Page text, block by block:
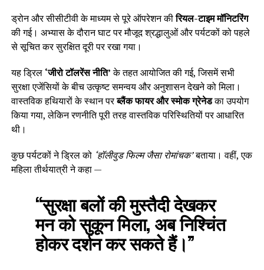
ड्रोन और सीसीटीवी के माध्यम से पूरे ऑपरेशन कीरियल-टाइम मॉनिटरिंग
की गई। अभ्यास के दौरान घाट पर मौजूद श्रद्धालुओं और पर्यटकों को पहले
से सूचित कर सुरक्षित दूरी पर रखा गया।
यह ड्रिल ‘जीरो टॉलरेंस नीति’के तहत आयोजित की गई, जिसमें सभी
सुरक्षा एजेंसियों के बीच उत्कृष्ट समन्वय और अनुशासन देखने को मिला।
वास्तविक हथियारों के स्थान परब्लैंक फायर और स्मोक ग्रेनेडका उपयोग
किया गया, लेकिन रणनीति पूरी तरह वास्तविक परिस्थितियों पर आधारित
थी।
कुछ पर्यटकों ने ड्रिल को ‘हॉलीवुड फिल्म जैसा रोमांचक’बताया। वहीं, एक
महिला तीर्थयात्री ने कहा —
“सुरक्षा बलों की मुस्तैदी देखकर
मन को सुकून मिला, अब निश्चिंत
होकर दर्शन कर सकते हैं।”